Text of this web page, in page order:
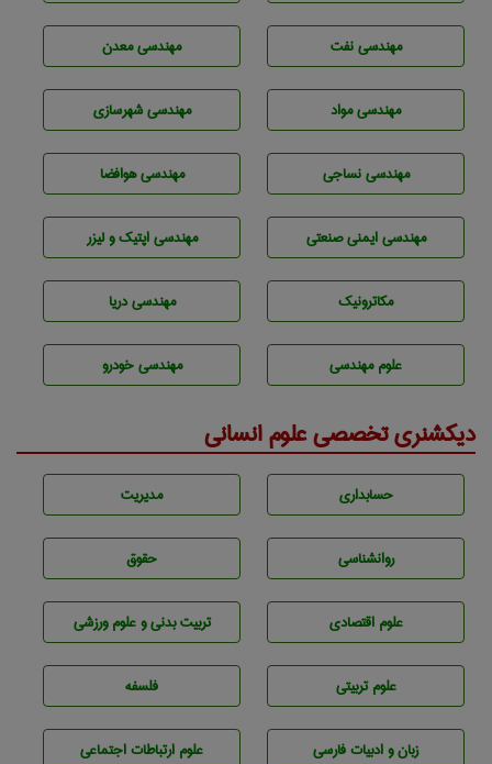
مهندسی نفت مهندسی معدن
مهندسی مواد مهندسی شهرسازی
مهندسي نساجی مهندسی هوافضا
مهندسی ایمنی صنعتی مهندسی اپتیک و لیزر
مکاترونیک مهندسی دریا
علوم مهندسی مهندسی خودرو
دیکشنری تخصصی علوم انسانی
حسابداری مديريت
روانشناسی حقوق
علوم اقتصادی تربيت بدنی و علوم ورزشی
علوم تربيتی فلسفه
زبان و ادبيات فارسی علوم ارتباطات اجتماعی